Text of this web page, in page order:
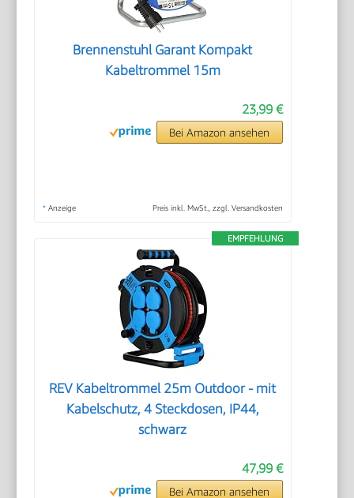
Brennenstuhl Garant Kompakt
Kabeltrommel 15m
23,99 €
Bei Amazon ansehen
* Anzeige Preis inkl. MwSt., zzgl. Versandkosten
EMPFEHLUNG
REV Kabeltrommel 25m Outdoor - mit
Kabelschutz, 4 Steckdosen, IP44,
schwarz
47,99 €
Bei Amazon ansehen